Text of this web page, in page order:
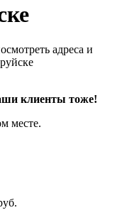
адреса и
клиенты тоже!
месте.